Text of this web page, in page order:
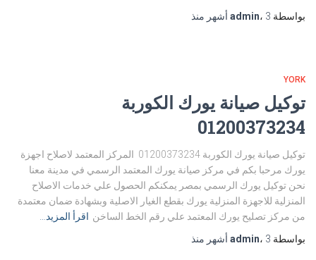
بواسطة
admin، 3 أشهر منذ
YORK
توكيل صيانة يورك الكوربة
01200373234
توكيل صيانة يورك الكوربة 01200373234 المركز المعتمد لاصلاح اجهزة
يورك مرحبا بكم في مركز صيانة يورك المعتمد الرسمي في مدينة معنا
نحن توكيل يورك الرسمي بمصر يمكنكم الحصول علي خدمات الاصلاح
المنزلية للاجهزة المنزلية يورك بقطع الغيار الاصلية وبشهادة ضمان معتمدة
من مركز تصليح يورك المعتمد علي رقم الخط الساخن اقرأ المزيد…
بواسطة
admin، 3 أشهر منذ